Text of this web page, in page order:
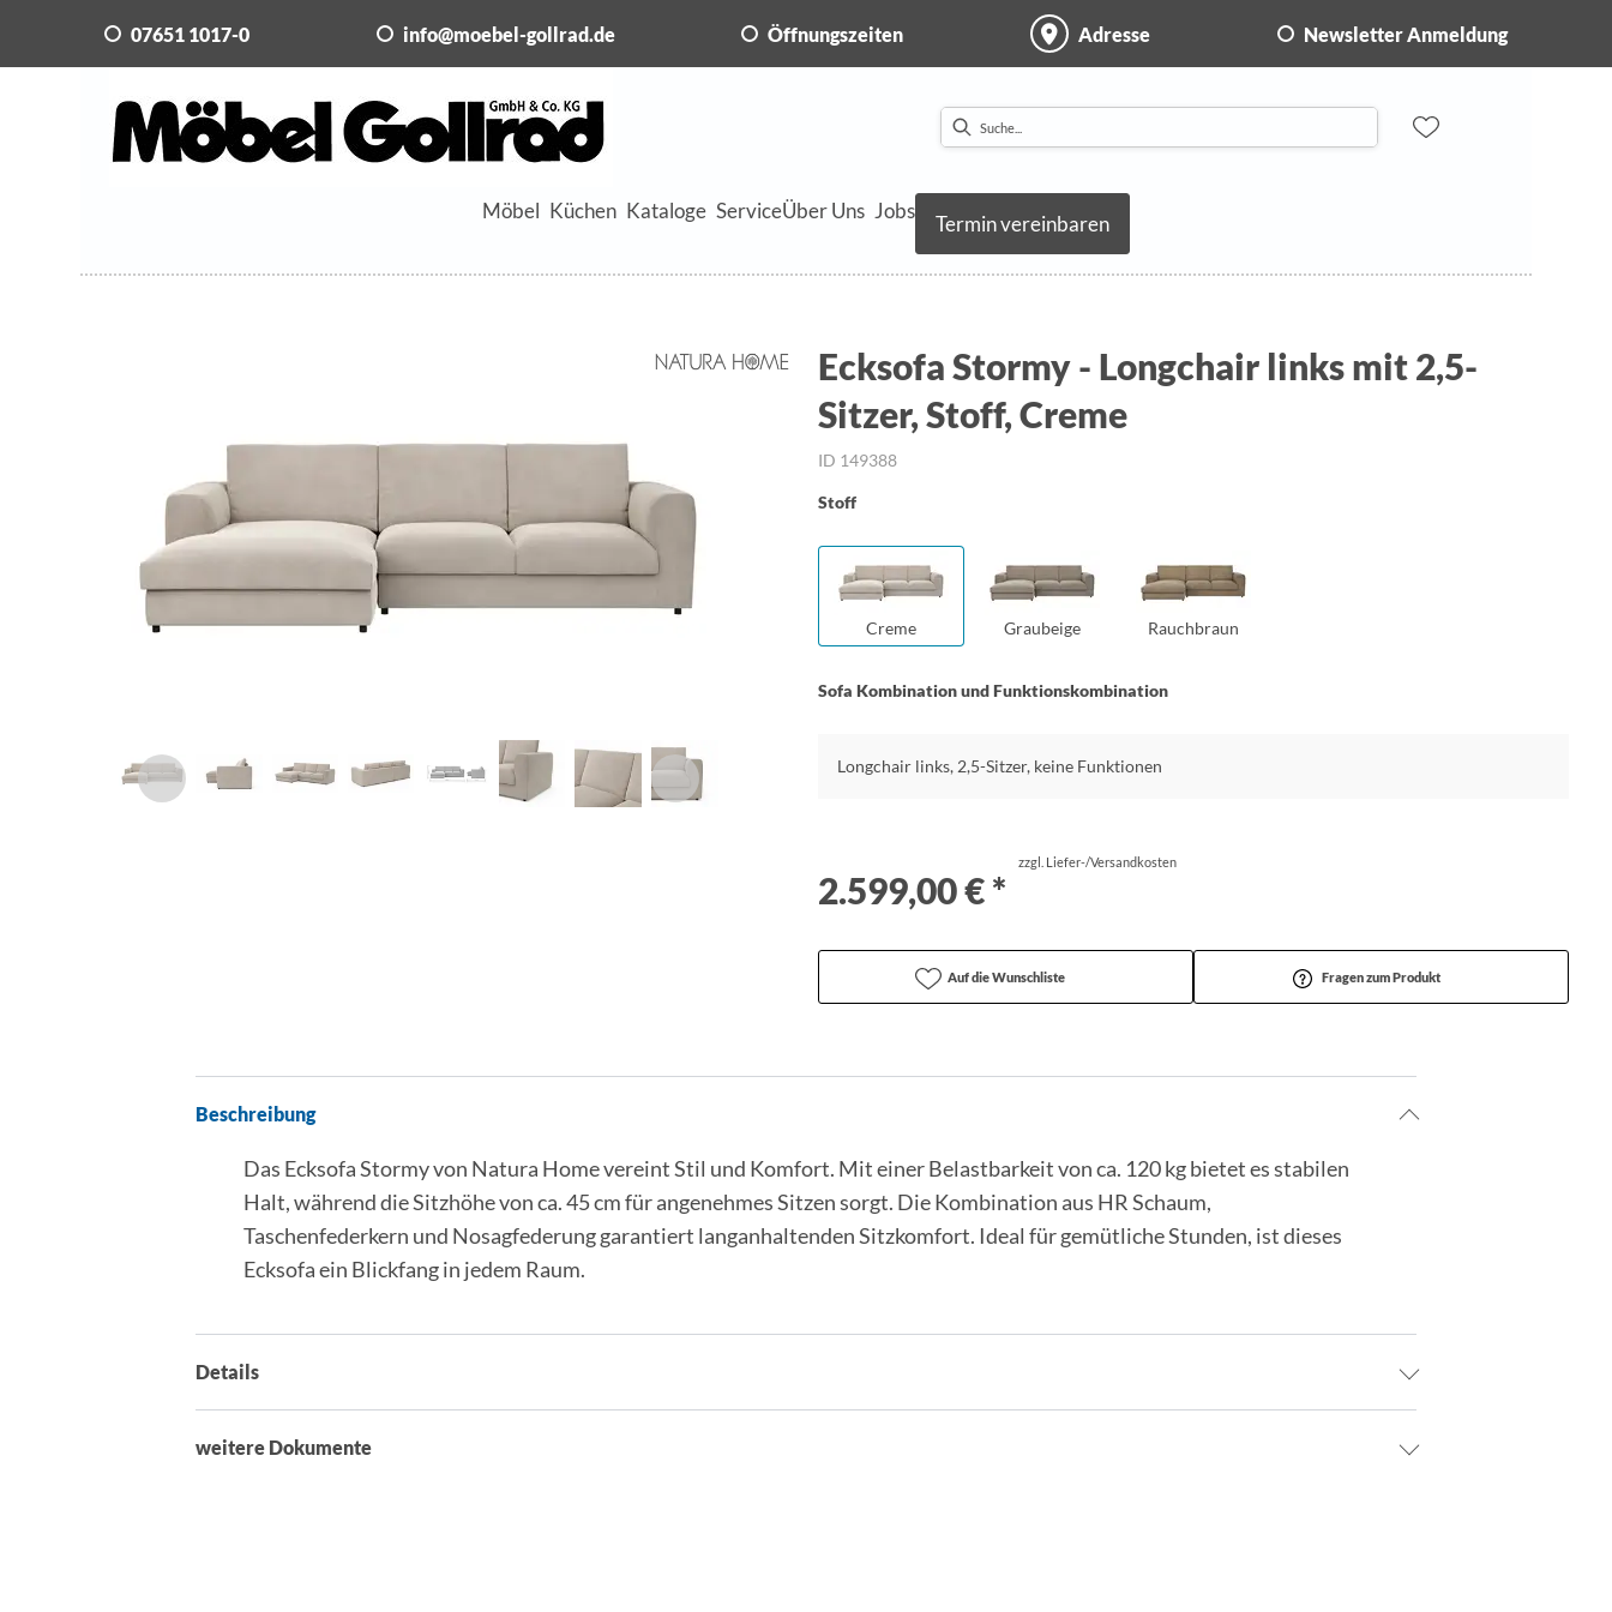
07651 1017-0 info@moebel-gollrad.de Öffnungszeiten Adresse Newsletter Anmeldung
Möbel Küchen Kataloge ServiceÜber Uns Jobs
Termin vereinbaren
Ecksofa Stormy - Longchair links mit 2,5-
Sitzer, Stoff, Creme
ID 149388
Stoff
Creme Graubeige Rauchbraun
Sofa Kombination und Funktionskombination
Longchair links, 2,5-Sitzer, keine Funktionen
2.599,00 € *
zzgl. Liefer-/Versandkosten
Auf die Wunschliste Fragen zum Produkt
Beschreibung
Das Ecksofa Stormy von Natura Home vereint Stil und Komfort. Mit einer Belastbarkeit von ca. 120 kg bietet es stabilen
Halt, während die Sitzhöhe von ca. 45 cm für angenehmes Sitzen sorgt. Die Kombination aus HR Schaum,
Taschenfederkern und Nosagfederung garantiert langanhaltenden Sitzkomfort. Ideal für gemütliche Stunden, ist dieses
Ecksofa ein Blickfang in jedem Raum.
Details
weitere Dokumente